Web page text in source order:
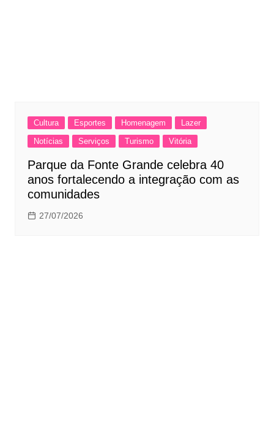
Cultura Esportes Homenagem
Lazer
Notícias
Serviços Turismo Vitória
Parque da Fonte Grande celebra 40
anos fortalecendo a integração com as
comunidades
27/07/2026